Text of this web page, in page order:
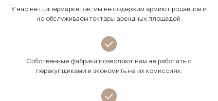
У нас нет гипермаркетов: мы не содержим армию продавцов и
не обслуживаем гектары арендных площадей.
Собственные фабрики позволяют нам не работать с
перекупщиками и экономить на их комиссиях.